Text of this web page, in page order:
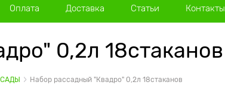
Оплата Доставка Статьи Контакты
0,2л 18стаканов
Набор рассадный "Квадро" 0,2л 18стаканов